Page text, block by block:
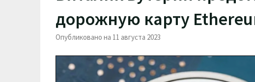
дорожную карту
Опубликовано на 11 августа 2023